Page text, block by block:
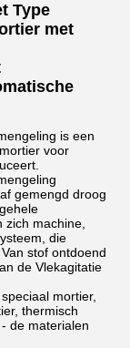
Type
met
is een
voor
gemengd droog
machine,
die
stof ontdoend
de Vlekagitatie
mortier,
thermisch
de materialen